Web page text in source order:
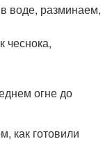
воде, разминаем,
чеснока,
огне до
как готовили